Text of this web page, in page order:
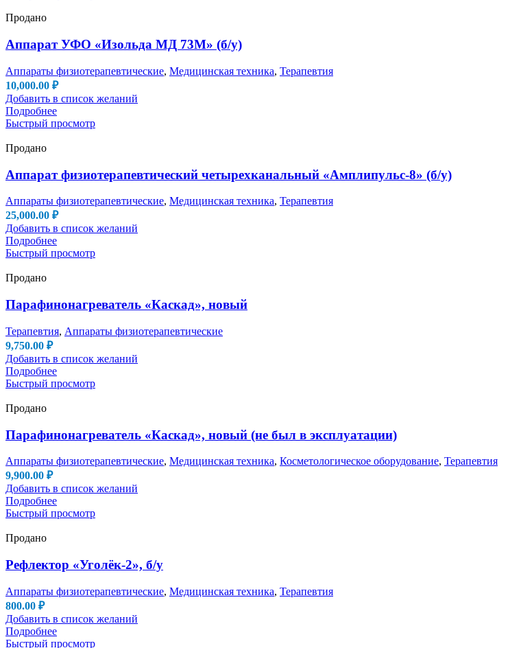
Продано
Аппарат УФО «Изольда МД 73М» (б/у)
Аппараты физиотерапевтические, Медицинская техника, Терапевтия
10,000.00 ₽
Добавить в список желаний
Подробнее
Быстрый просмотр
Продано
Аппарат физиотерапевтический четырехканальный «Амплипульс-8» (б/у)
Аппараты физиотерапевтические, Медицинская техника, Терапевтия
25,000.00 ₽
Добавить в список желаний
Подробнее
Быстрый просмотр
Продано
Парафинонагреватель «Каскад», новый
Терапевтия, Аппараты физиотерапевтические
9,750.00 ₽
Добавить в список желаний
Подробнее
Быстрый просмотр
Продано
Парафинонагреватель «Каскад», новый (не был в эксплуатации)
Аппараты физиотерапевтические, Медицинская техника, Косметологическое оборудование, Терапевтия
9,900.00 ₽
Добавить в список желаний
Подробнее
Быстрый просмотр
Продано
Рефлектор «Уголёк-2», б/у
Аппараты физиотерапевтические, Медицинская техника, Терапевтия
800.00 ₽
Добавить в список желаний
Подробнее
Быстрый просмотр